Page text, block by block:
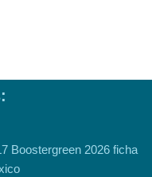
Boostergreen 2026 ficha